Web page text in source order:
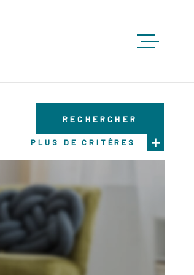
VENDRE
GESTION
PLUS DE CRITÈRES
RECHERCHER